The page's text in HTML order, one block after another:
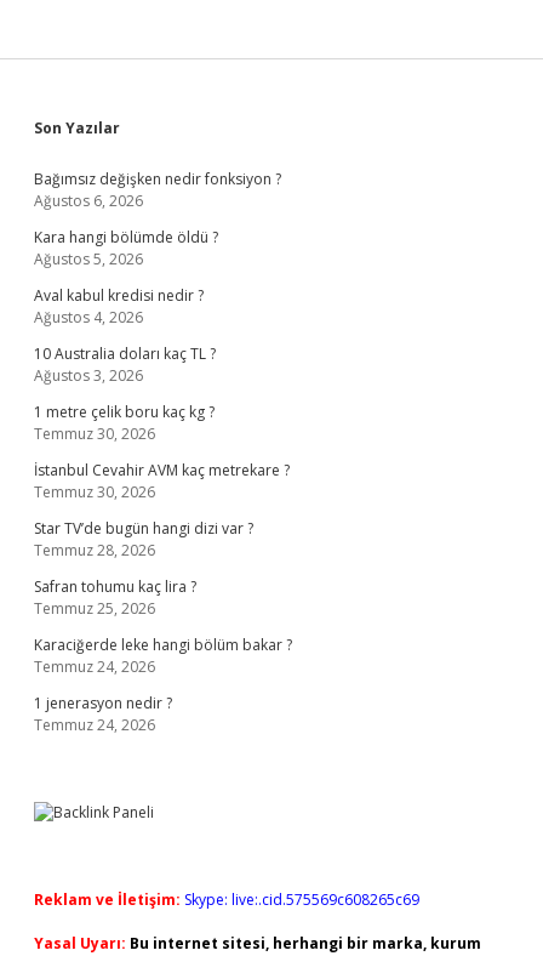
Sidebar
Son Yazılar
Bağımsız değişken nedir fonksiyon ?
Ağustos 6, 2026
Kara hangi bölümde öldü ?
Ağustos 5, 2026
Aval kabul kredisi nedir ?
Ağustos 4, 2026
10 Australia doları kaç TL ?
Ağustos 3, 2026
1 metre çelik boru kaç kg ?
Temmuz 30, 2026
İstanbul Cevahir AVM kaç metrekare ?
Temmuz 30, 2026
Star TV’de bugün hangi dizi var ?
Temmuz 28, 2026
Safran tohumu kaç lira ?
Temmuz 25, 2026
Karaciğerde leke hangi bölüm bakar ?
Temmuz 24, 2026
1 jenerasyon nedir ?
Temmuz 24, 2026
Reklam ve İletişim: Skype: live:.cid.575569c608265c69
Yasal Uyarı: Bu internet sitesi, herhangi bir marka, kurum